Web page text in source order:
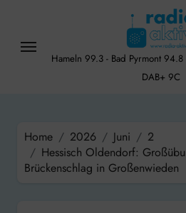
content
Hameln 99.3 - Bad Pyrmont
DAB+ 9C
Home 2026 Juni
2
Hessisch Oldendorf:
Brückenschlag in Großenwieden